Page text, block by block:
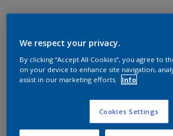
We respect your privacy.
By clicking “Accept All Cookies”, you agree to
on your device to enhance site navigation,
assist in our marketing efforts.
Info
Cookies Settings